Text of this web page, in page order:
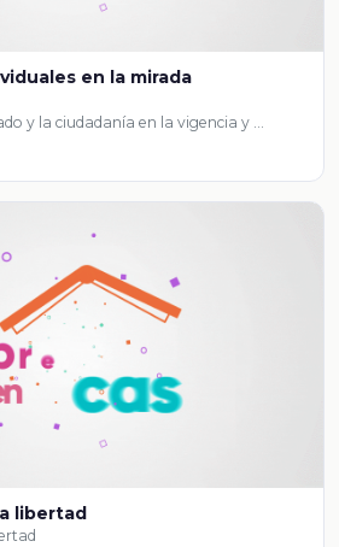
en la mirada
y la ciudadanía en la vigencia y …
libertad